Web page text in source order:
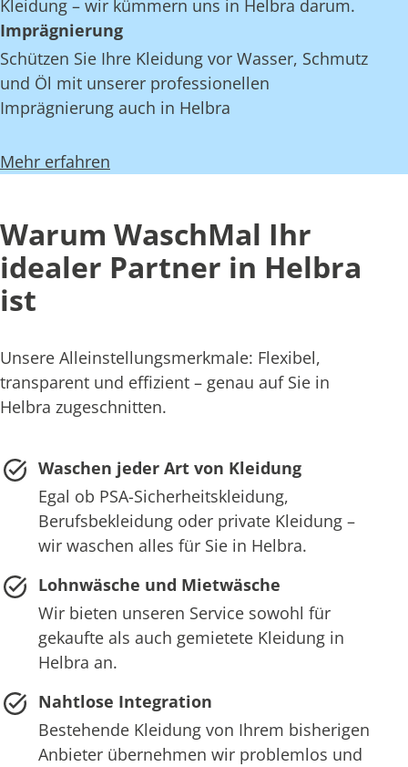
Kleidung – wir kümmern uns in Helbra darum.
Imprägnierung
Schützen Sie Ihre Kleidung vor Wasser, Schmutz
und Öl mit unserer professionellen
Imprägnierung auch in Helbra
Mehr erfahren
Warum WaschMal Ihr
idealer Partner in Helbra
ist
Unsere Alleinstellungsmerkmale: Flexibel,
transparent und effizient – genau auf Sie in
Helbra zugeschnitten.
Waschen jeder Art von Kleidung
Egal ob PSA-Sicherheitskleidung,
Berufsbekleidung oder private Kleidung –
wir waschen alles für Sie in Helbra.
Lohnwäsche und Mietwäsche
Wir bieten unseren Service sowohl für
gekaufte als auch gemietete Kleidung in
Helbra an.
Nahtlose Integration
Bestehende Kleidung von Ihrem bisherigen
Anbieter übernehmen wir problemlos und